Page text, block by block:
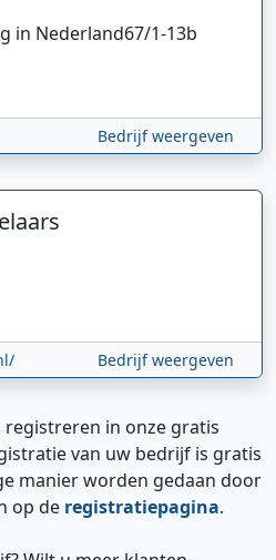
in Nederland67/1-13b
Bedrijf weergeven
Bedrijf weergeven
in onze gratis
van uw bedrijf is gratis
manier worden gedaan door
op de registratiepagina.